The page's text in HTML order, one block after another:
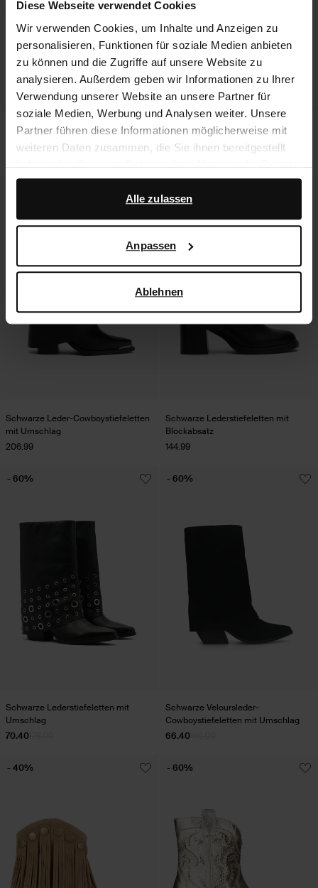
Diese Webseite verwendet Cookies
Wir verwenden Cookies, um Inhalte und Anzeigen zu
personalisieren, Funktionen für soziale Medien anbieten
zu können und die Zugriffe auf unsere Website zu
analysieren. Außerdem geben wir Informationen zu Ihrer
Verwendung unserer Website an unsere Partner für
soziale Medien, Werbung und Analysen weiter. Unsere
Partner führen diese Informationen möglicherweise mit
weiteren Daten zusammen, die Sie ihnen bereitgestellt
haben oder die sie im Rahmen Ihrer Nutzung der Dienste
gesammelt haben.
Darüber hinaus arbeiten wir mit Google zu Werbe- und
darüber, wie Google Ihre personenbezogenen Daten
verwendet, finden Sie auf derSeite zur geschäftlichen
Alle zulassen
Anpassen
Ablehnen
Graue Cowboystiefeletten in
Metallic-Optik
Cognacfarbene Lederstiefeletten mit
Blockabsatz
Schwarze Leder-Cowboystiefeletten
mit Umschlag
206.99
Schwarze Lederstiefeletten mit
Blockabsatz
144.99
Schwarze Lederstiefeletten mit
Umschlag
70.40
- 60%
Schwarze Veloursleder-
Cowboystiefeletten mit Umschlag
66.40
- 60%
- 40% - 60%